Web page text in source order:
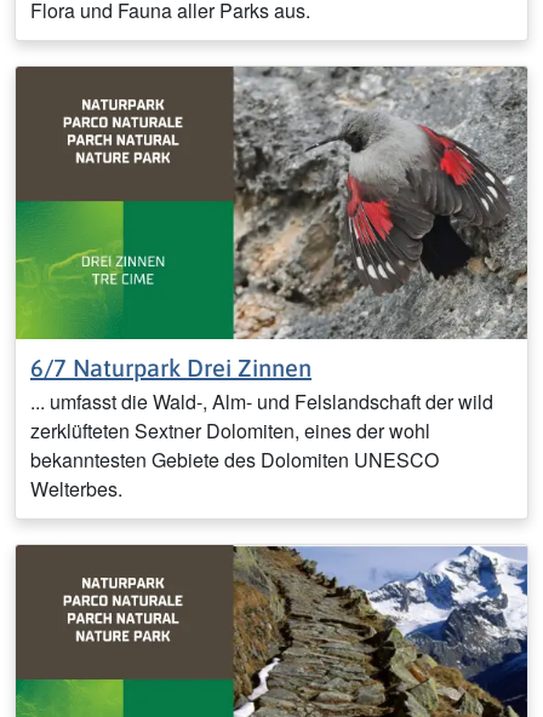
Flora und Fauna aller Parks aus.
6/7 Naturpark Drei Zinnen
... umfasst die Wald-, Alm- und Felslandschaft der wild
zerklüfteten Sextner Dolomiten, eines der wohl
bekanntesten Gebiete des Dolomiten UNESCO
Welterbes.